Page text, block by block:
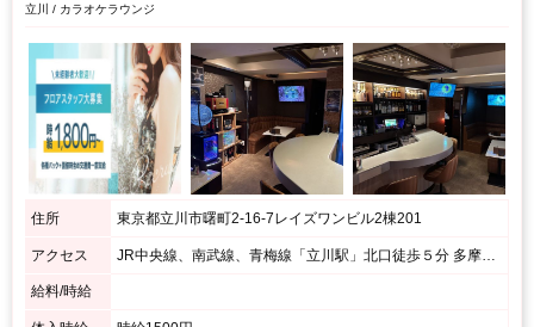
立川 / カラオケラウンジ
住所 東京都立川市曙町2-16-7レイズワンビル2棟201
アクセス
給料/時給